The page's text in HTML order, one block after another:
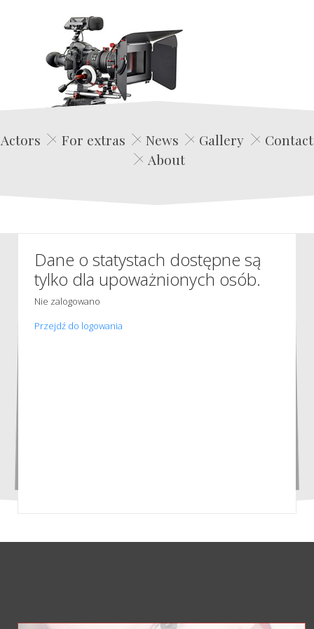
Edwin Film Agencja Aktorska
Actors For extras News Gallery
Contact
About
Dane o statystach dostępne są
tylko dla upoważnionych osób.
Nie zalogowano
Przejdź do logowania